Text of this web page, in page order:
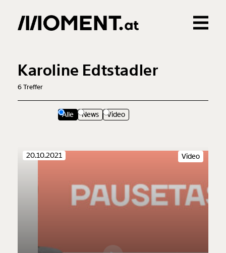
0Treffer
Karoline Edtstadler
6Treffer
Alle News Video
Video
20.10.2021